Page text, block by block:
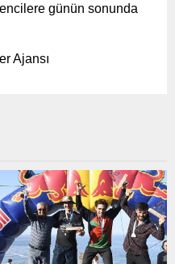
günün sonunda
Ajansı